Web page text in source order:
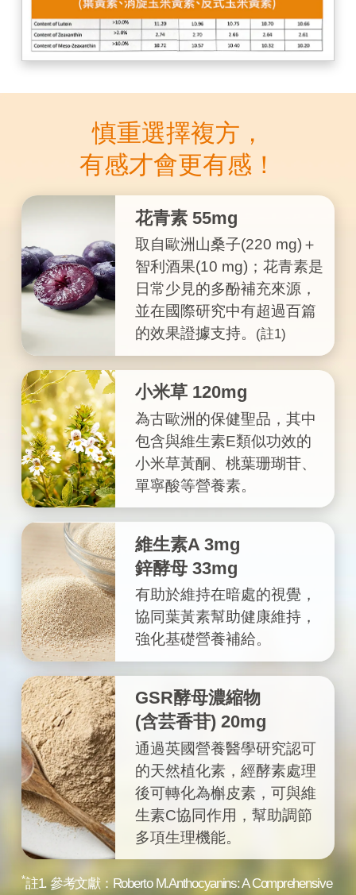
慎重選擇複方，
有感才會更有感！
花青素 55mg
取自歐洲山桑子(220 mg)＋
智利酒果(10 mg)；花青素是
日常少見的多酚補充來源，
並在國際研究中有超過百篇
的效果證據支持。 (註1)
小米草 120mg
為古歐洲的保健聖品，其中
包含與維生素E類似功效的
小米草黃酮、桃葉珊瑚苷、
單寧酸等營養素。
維生素A 3mg
鋅酵母 33mg
有助於維持在暗處的視覺，
協同葉黃素幫助健康維持，
強化基礎營養補給。
GSR酵母濃縮物
(含芸香苷) 20mg
通過英國營養醫學研究認可
的天然植化素，經酵素處理
後可轉化為槲皮素，可與維
生素C協同作用，幫助調節
多項生理機能。
*註1. 參考文獻：Roberto M.Anthocyanins: A Comprehensive